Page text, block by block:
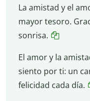
La amistad y el
mayor tesoro.
sonrisa.
El amor y la
siento por ti: un
felicidad cada día.